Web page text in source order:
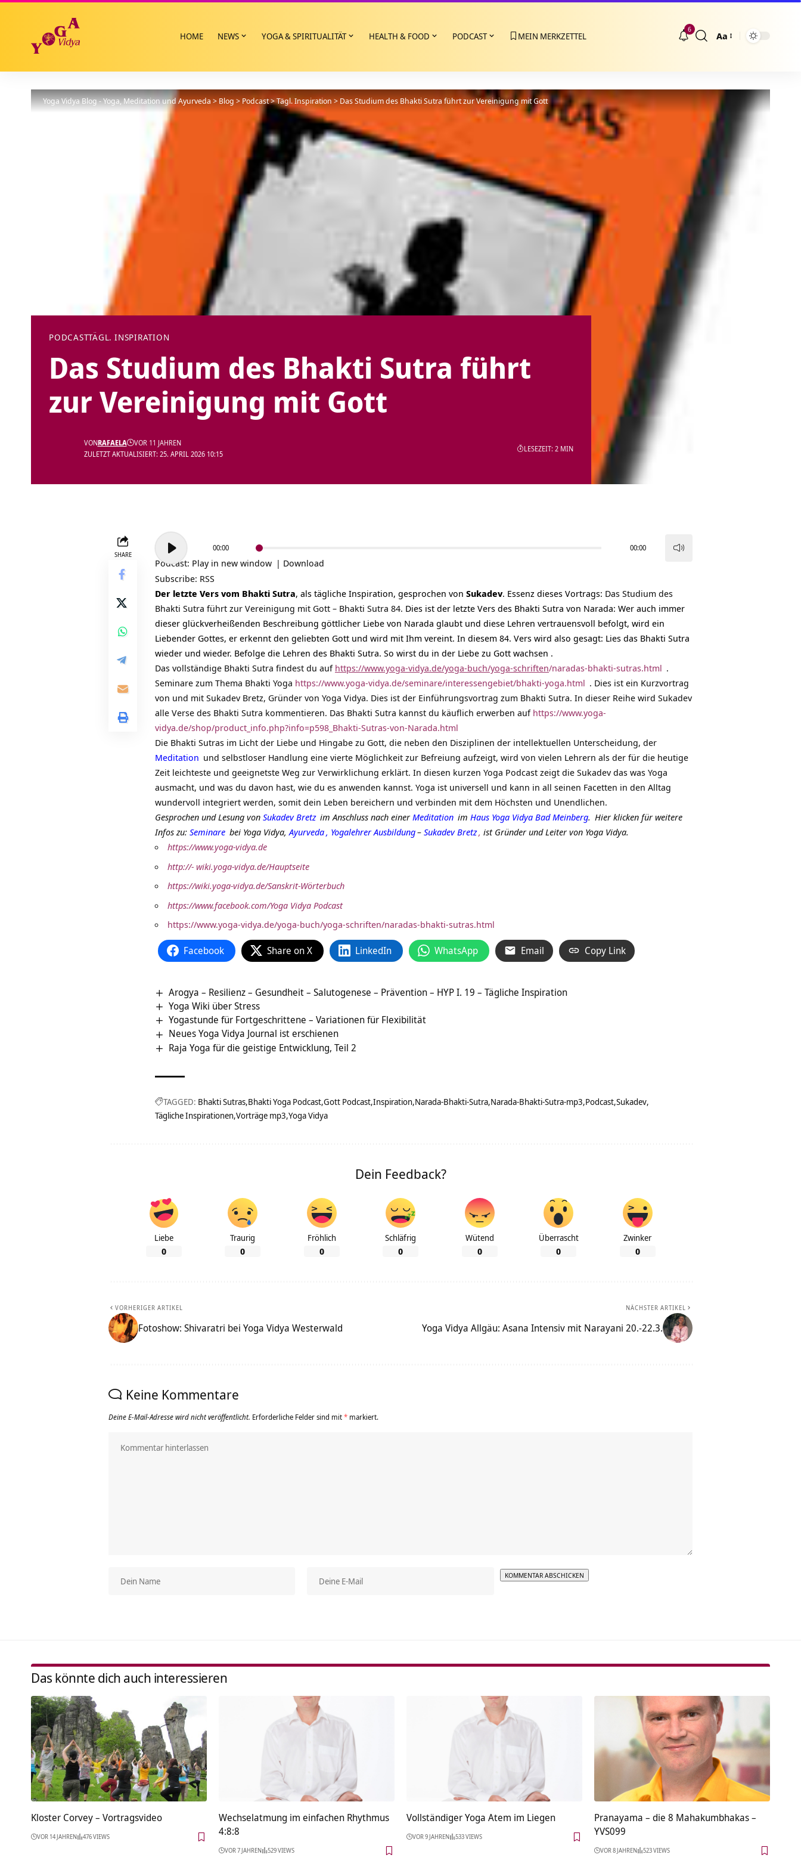
HOME NEWS YOGA & SPIRITUALITÄT HEALTH & FOOD PODCAST MEIN MERKZETTEL
6
Größenänderung
Aa
Yoga Vidya Blog - Yoga, Meditation und Ayurveda>Blog>Podcast>Tägl. Inspiration>Das Studium des Bhakti Sutra führt zur Vereinigung mit Gott
PODCASTTÄGL. INSPIRATION
Das Studium des Bhakti Sutra führt
zur Vereinigung mit Gott
ZULETZT AKTUALISIERT: 25. APRIL 2026 10:15
VONRAFAELA VOR 11 JAHREN
LESEZEIT: 2 MIN
SHARE
Audio-
Player
00:00 00:00
Podcast: Play in new window | Download
Subscribe: RSS
Der letzte Vers vom Bhakti Sutra, als tägliche Inspiration, gesprochen von Sukadev. Essenz dieses Vortrags: Das Studium des
Bhakti Sutra führt zur Vereinigung mit Gott – Bhakti Sutra 84. Dies ist der letzte Vers des Bhakti Sutra von Narada: Wer auch immer
dieser glückverheißenden Beschreibung göttlicher Liebe von Narada glaubt und diese Lehren vertrauensvoll befolgt, wird ein
Liebender Gottes, er erkennt den geliebten Gott und wird mit Ihm vereint. In diesem 84. Vers wird also gesagt: Lies das Bhakti Sutra
wieder und wieder. Befolge die Lehren des Bhakti Sutra. So wirst du in der Liebe zu Gott wachsen .
Das vollständige Bhakti Sutra findest du auf https://www.yoga-vidya.de/yoga-buch/yoga-schriften/naradas-bhakti-sutras.html .
Seminare zum Thema Bhakti Yoga https://www.yoga-vidya.de/seminare/interessengebiet/bhakti-yoga.html . Dies ist ein Kurzvortrag
von und mit Sukadev Bretz, Gründer von Yoga Vidya. Dies ist der Einführungsvortrag zum Bhakti Sutra. In dieser Reihe wird Sukadev
alle Verse des Bhakti Sutra kommentieren. Das Bhakti Sutra kannst du käuflich erwerben auf https://www.yoga-
vidya.de/shop/product_info.php?info=p598_Bhakti-Sutras-von-Narada.html
Die Bhakti Sutras im Licht der Liebe und Hingabe zu Gott, die neben den Disziplinen der intellektuellen Unterscheidung, der
Meditation und selbstloser Handlung eine vierte Möglichkeit zur Befreiung aufzeigt, wird von vielen Lehrern als der für die heutige
Zeit leichteste und geeignetste Weg zur Verwirklichung erklärt. In diesen kurzen Yoga Podcast zeigt die Sukadev das was Yoga
ausmacht, und was du davon hast, wie du es anwenden kannst. Yoga ist universell und kann in all seinen Facetten in den Alltag
wundervoll integriert werden, somit dein Leben bereichern und verbinden mit dem Höchsten und Unendlichen.
Gesprochen und Lesung von Sukadev Bretz im Anschluss nach einerMeditation im Haus Yoga Vidya Bad Meinberg. Hier klicken für weitere
Infos zu: Seminare bei Yoga Vidya,Ayurveda, Yogalehrer Ausbildung– Sukadev Bretz, ist Gründer und Leiter von Yoga Vidya.
https://www.yoga-vidya.de
http://- wiki.yoga-vidya.de/Hauptseite
https://wiki.yoga-vidya.de/Sanskrit-Wörterbuch
https://www.facebook.com/Yoga Vidya Podcast
https://www.yoga-vidya.de/yoga-buch/yoga-schriften/naradas-bhakti-sutras.html
Facebook Share on X LinkedIn WhatsApp Email Copy Link
Arogya – Resilienz – Gesundheit – Salutogenese – Prävention – HYP I. 19 – Tägliche Inspiration
Yoga Wiki über Stress
Yogastunde für Fortgeschrittene – Variationen für Flexibilität
Neues Yoga Vidya Journal ist erschienen
Raja Yoga für die geistige Entwicklung, Teil 2
TAGGED: Bhakti Sutras Bhakti Yoga Podcast Gott Podcast Inspiration Narada-Bhakti-Sutra Narada-Bhakti-Sutra-mp3 Podcast Sukadev
Tägliche Inspirationen Vorträge mp3 Yoga Vidya
Dein Feedback?
Liebe
0
Traurig
0
Fröhlich
0
Schläfrig
0
Wütend
0
Überrascht
0
Zwinker
0
VORHERIGER ARTIKEL
Fotoshow: Shivaratri bei Yoga Vidya Westerwald
NÄCHSTER ARTIKEL
Yoga Vidya Allgäu: Asana Intensiv mit Narayani 20.-22.3.
Keine Kommentare
Deine E-Mail-Adresse wird nicht veröffentlicht. Erforderliche Felder sind mit* markiert.
Das könnte dich auch interessieren
Kloster Corvey‏‎ – Vortragsvideo
VOR 14 JAHREN 476 VIEWS
Wechselatmung im einfachen Rhythmus
4:8:8
VOR 7 JAHREN 529 VIEWS
Vollständiger Yoga Atem im Liegen
VOR 9 JAHREN 533 VIEWS
Pranayama – die 8 Mahakumbhakas –
YVS099
VOR 8 JAHREN 523 VIEWS